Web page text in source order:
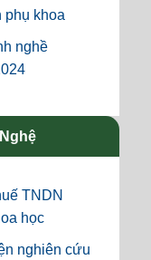
phụ khoa
nghề
TNDN
học
nghiên cứu